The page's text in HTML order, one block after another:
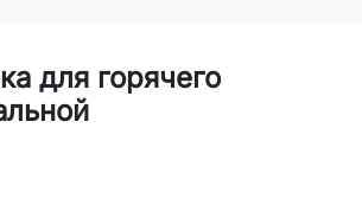
для горячего